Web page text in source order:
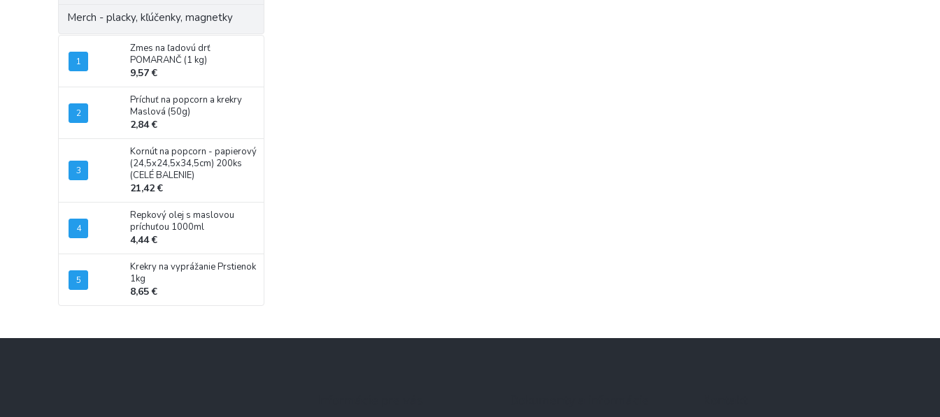
Merch - placky, kľúčenky, magnetky
Zmes na ľadovú drť
POMARANČ (1 kg)
9,57 €
Príchuť na popcorn a krekry
Maslová (50g)
2,84 €
Kornút na popcorn - papierový
(24,5x24,5x34,5cm) 200ks
(CELÉ BALENIE)
21,42 €
Repkový olej s maslovou
príchuťou 1000ml
4,44 €
Krekry na vyprážanie Prstienok
1kg
8,65 €